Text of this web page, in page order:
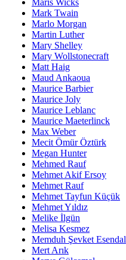
Maris Wicks
Mark Twain
Marlo Morgan
Martin Luther
Mary Shelley
Mary Wollstonecraft
Matt Haig
Maud Ankaoua
Maurice Barbier
Maurice Joly
Maurice Leblanc
Maurice Maeterlinck
Max Weber
Mecit Ömür Öztürk
Megan Hunter
Mehmed Rauf
Mehmet Akif Ersoy
Mehmet Rauf
Mehmet Tayfun Küçük
Mehmet Yıldız
Melike İlgün
Melisa Kesmez
Memduh Şevket Esendal
Mert Arık